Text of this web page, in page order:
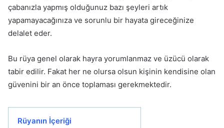
çabanızla yapmış olduğunuz bazı şeyleri artık
yapamayacağınıza ve sorunlu bir hayata gireceğinize
delalet eder.
Bu rüya genel olarak hayra yorumlanmaz ve üzücü olarak
tabir edilir. Fakat her ne olursa olsun kişinin kendisine olan
güvenini bir an önce toplaması gerekmektedir.
Rüyanın İçeriği